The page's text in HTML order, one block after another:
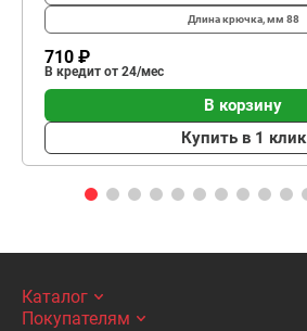
Длина крючка, мм 88
710 ₽
В кредит от 24/мес
В корзину
Купить в 1 клик
Каталог
Покупателям